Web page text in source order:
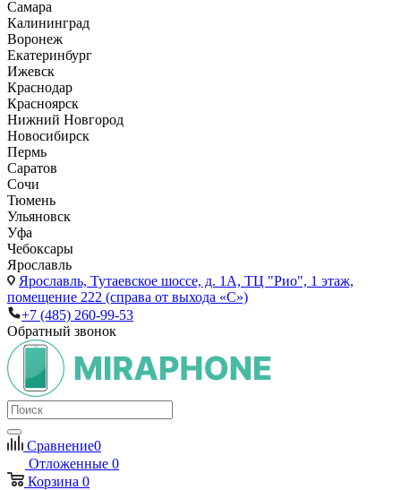
Самара
Калининград
Воронеж
Екатеринбург
Ижевск
Краснодар
Красноярск
Нижний Новгород
Новосибирск
Пермь
Саратов
Сочи
Тюмень
Ульяновск
Уфа
Чебоксары
Ярославль
Ярославль, Тутаевское шоссе, д. 1А, ТЦ "Рио", 1 этаж,
помещение 222 (справа от выхода «С»)
+7 (485) 260-99-53
Обратный звонок
Сравнение0
Отложенные 0
Корзина 0